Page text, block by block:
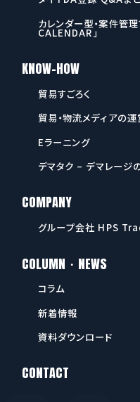
カレンダー型・案件管
CALENDAR」
KNOW-HOW
貿易すごろく
貿易・物流メディアの運
Eラーニング
デマタク – デマレージ
COMPANY
グループ会社 HPS
COLUMN・NEWS
コラム
新着情報
資料ダウンロード
CONTACT